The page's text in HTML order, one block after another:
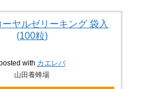
ヤルゼリーキング 袋入
(100粒)
with カエレバ
山田養蜂場